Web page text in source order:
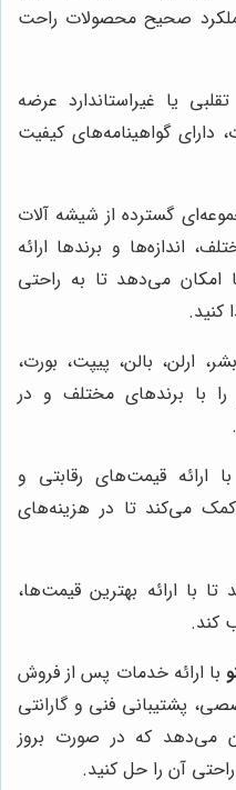
صحیح محصولات راحت
یا غیراستاندارد عرضه
گواهینامه‌های کیفیت
گسترده از شیشه آلات
اندازه‌ها و برندها ارائه
می‌دهد تا به راحتی
کنید.
ارلن، بالن، پیپت، بورت،
را با برندهای مختلف و در
با ارائه قیمت‌های رقابتی و
می‌کند تا در هزینه‌های
با ارائه بهترین قیمت‌ها،
کند.
با ارائه خدمات پس از فروش
پشتیبانی فنی و گارانتی
می‌دهد که در صورت بروز
آن را حل کنید.